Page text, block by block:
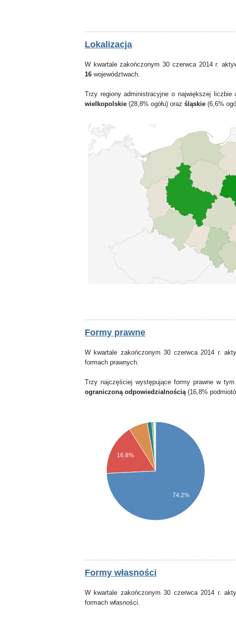
Lokalizacja
W kwartale zakończonym 30 czerwca 2014 r.
16 województwach.
Trzy regiony administracyjne o największej
wielkopolskie (28,8% ogółu) oraz śląskie (6,6%
Formy prawne
W kwartale zakończonym 30 czerwca 2014 r.
formach prawnych.
Trzy najczęściej występujące formy prawne w
ograniczoną odpowiedzialnością(16,8%
16.8%
74.2%
Formy własności
W kwartale zakończonym 30 czerwca 2014 r.
formach własności.